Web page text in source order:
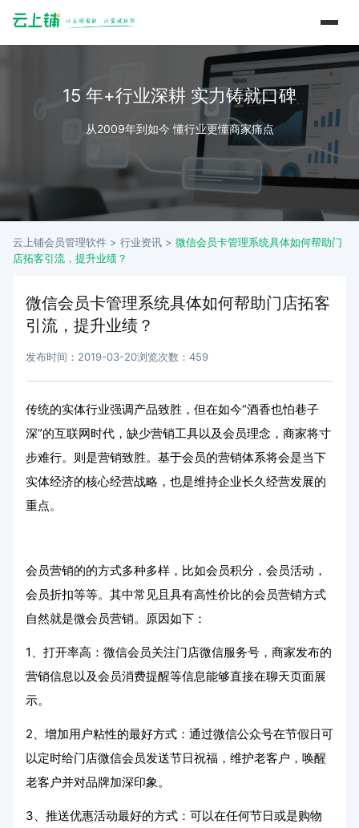
15 年+行业深耕 实力铸就口碑
从2009年到如今 懂行业更懂商家痛点
云上铺会员管理软件 > 行业资讯 > 微信会员卡管理系统具体如何帮助门
店拓客引流，提升业绩？
微信会员卡管理系统具体如何帮助门店拓客
引流，提升业绩？
发布时间：2019-03-20浏览次数：459
传统的实体行业强调产品致胜，但在如今“酒香也怕巷子
深”的互联网时代，缺少营销工具以及会员理念，商家将寸
步难行。则是营销致胜。基于会员的营销体系将会是当下
实体经济的核心经营战略，也是维持企业长久经营发展的
重点。
会员营销的的方式多种多样，比如会员积分，会员活动，
会员折扣等等。其中常见且具有高性价比的会员营销方式
自然就是微会员营销。原因如下：
1、打开率高：微信会员关注门店微信服务号，商家发布的
营销信息以及会员消费提醒等信息能够直接在聊天页面展
示。
2、增加用户粘性的最好方式：通过微信公众号在节假日可
以定时给门店微信会员发送节日祝福，维护老客户，唤醒
老客户并对品牌加深印象。
3、推送优惠活动最好的方式：可以在任何节日或是购物